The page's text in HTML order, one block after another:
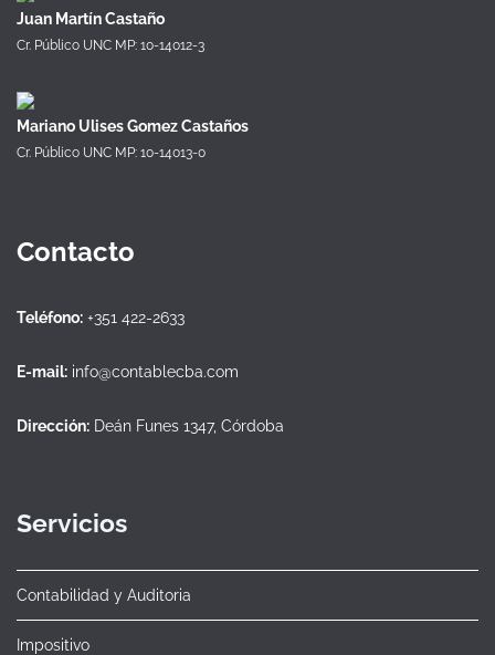
Juan Martín Castaño
Cr. Público UNC MP: 10-14012-3
Mariano Ulises Gomez Castaños
Cr. Público UNC MP: 10-14013-0
Contacto
Teléfono: +351 422-2633
E-mail: info@contablecba.com
Dirección: Deán Funes 1347, Córdoba
Servicios
Contabilidad y Auditoria
Impositivo